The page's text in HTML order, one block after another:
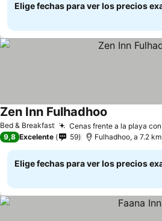
Elige fechas para ver los precios
Bed & Breakfast Cenas frente a la playa
Zen Inn Fulhadhoo
9,8 Excelente 59 Fulhadhoo, a 7.2
Elige fechas para ver los precios